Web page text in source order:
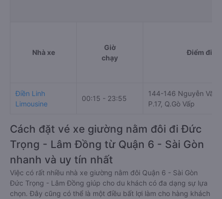
Nhà xe
Giờ
chạy
Điểm đi
Điền Linh
Limousine
00:15 - 23:55
144-146 Nguyễn Văn
P.17, Q.Gò Vấp
Cách đặt vé xe giường nằm đôi đi Đức
Trọng - Lâm Đồng từ Quận 6 - Sài Gòn
nhanh và uy tín nhất
Việc có rất nhiều nhà xe giường nằm đôi Quận 6 - Sài Gòn
Đức Trọng - Lâm Đồng giúp cho du khách có đa dạng sự lựa
chọn. Đây cũng có thể là một điều bất lợi làm cho hàng khách